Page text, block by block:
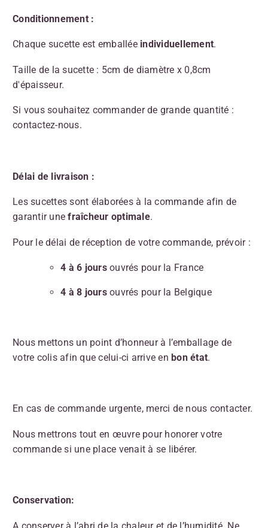
Conditionnement :
Chaque sucette est emballée individuellement.
Taille de la sucette : 5cm de diamètre x 0,8cm
d'épaisseur.
Si vous souhaitez commander de grande quantité :
contactez-nous.
Délai de livraison :
Les sucettes sont élaborées à la commande afin de
garantir unefraîcheur optimale.
Pour le délai de réception de votre commande, prévoir :
4 à 6 jours ouvrés pour la France
4 à 8 jours ouvrés pour la Belgique
Nous mettons un point d’honneur à l’emballage de
votre colis afin que celui-ci arrive en bon état.
En cas de commande urgente, merci de nous contacter.
Nous mettrons tout en œuvre pour honorer votre
commande si une place venait à se libérer.
Conservation:
A conserver à l’abri de la chaleur et de l’humidité. Ne